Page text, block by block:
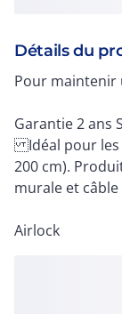
Détails du
Pour maintenir
Garantie 2 ans
Idéal pour les
200 cm).
murale et
Airlock